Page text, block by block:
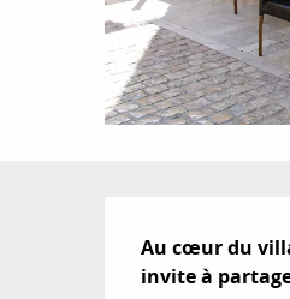
Au cœur du
invite à